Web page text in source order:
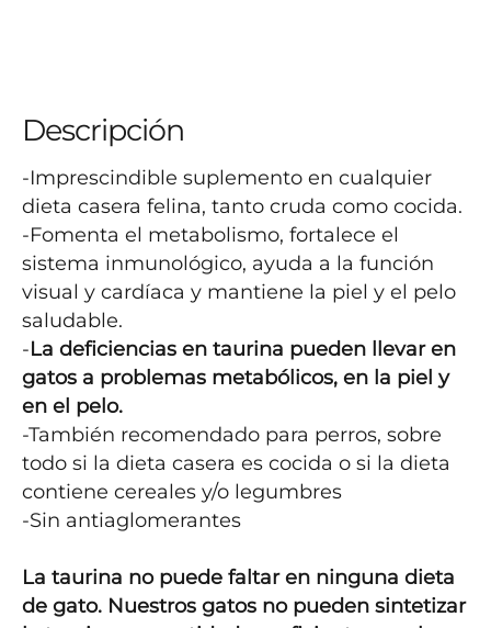
Descripción
-Imprescindible suplemento en cualquier
dieta casera felina, tanto cruda como cocida.
-Fomenta el metabolismo, fortalece el
sistema inmunológico, ayuda a la función
visual y cardíaca y mantiene la piel y el pelo
saludable.
-La deficiencias en taurina pueden llevar en
gatos a problemas metabólicos, en la piel y
en el pelo.
-También recomendado para perros, sobre
todo si la dieta casera es cocida o si la dieta
contiene cereales y/o legumbres
-Sin antiaglomerantes
La taurina no puede faltar en ninguna dieta
de gato. Nuestros gatos no pueden sintetizar